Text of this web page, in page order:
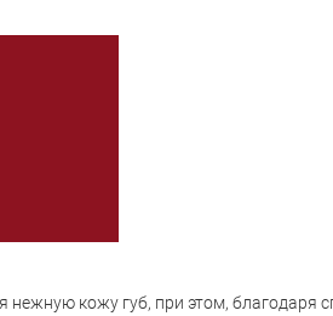
нежную кожу губ, при этом,